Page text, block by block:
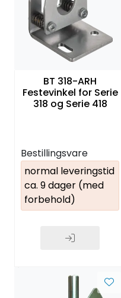
BT 318-ARH
Festevinkel for Serie
318 og Serie 418
Bestillingsvare
normal leveringstid
ca. 9 dager (med
forbehold)